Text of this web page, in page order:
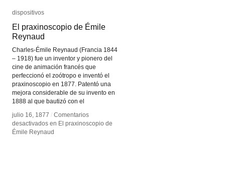
dispositivos
El praxinoscopio de Émile
Reynaud
Charles-Émile Reynaud (Francia 1844
– 1918) fue un inventor y pionero del
cine de animación francés que
perfeccionó el zoótropo e inventó el
praxinoscopio en 1877. Patentó una
mejora considerable de su invento en
1888 al que bautizó con el
julio 16, 1877 / Comentarios
desactivados en El praxinoscopio de
Émile Reynaud
dispositivos
El praxinoscopio de Émile
Reynaud
julio 16, 1877 / Comentarios
desactivados en El praxinoscopio de
Émile Reynaud